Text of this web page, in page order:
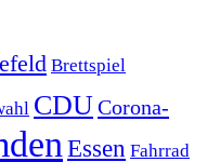
Brettspiel
CDUCorona-
Essen Fahrrad